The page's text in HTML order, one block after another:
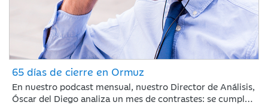
65 días de cierre en Ormuz
En nuestro podcast mensual, nuestro Director de Análisis,
Óscar del Diego analiza un mes de contrastes: se cumplen